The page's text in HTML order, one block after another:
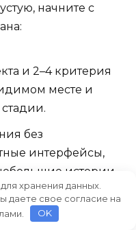
начните с
и 2–4 критерия
месте и
без
интерфейсы,
истории,
хранения данных.
даете свое согласие на
OK